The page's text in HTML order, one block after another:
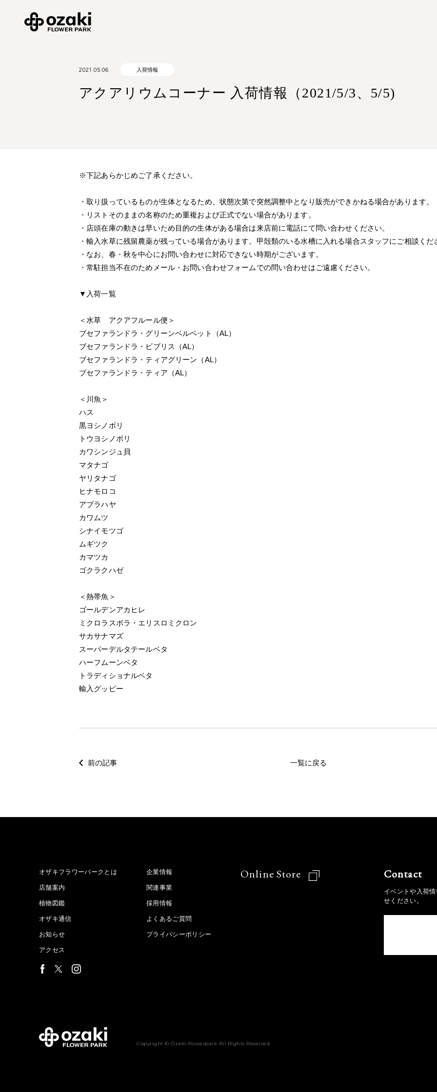
2021.05.06 入荷情報
アクアリウムコーナー 入荷情報（2021/5/3、5/5)
※下記あらかじめご了承ください。
・取り扱っているものが生体となるため、状態次第で突然調整中となり販売ができかねる場合があります。
・リストそのままの名称のため重複および正式でない場合があります。
・店頭在庫の動きは早いため目的の生体がある場合は来店前に電話にて問い合わせください。
・輸入水草に残留農薬が残っている場合があります。甲殻類のいる水槽に入れる場合スタッフにご相談くだ
・なお、春・秋を中心にお問い合わせに対応できない時期がございます。
・常駐担当不在のためメール・お問い合わせフォームでの問い合わせはご遠慮ください。
▼入荷一覧
＜水草 アクアフルール便＞
ブセファランドラ・グリーンベルベット（AL）
ブセファランドラ・ビブリス（AL）
ブセファランドラ・ティアグリーン（AL）
ブセファランドラ・ティア（AL）
＜川魚＞
ハス
黒ヨシノボリ
トウヨシノボリ
カワシンジュ貝
マタナゴ
ヤリタナゴ
ヒナモロコ
アブラハヤ
カワムツ
シナイモツゴ
ムギツク
カマツカ
ゴクラクハゼ
＜熱帯魚＞
ゴールデンアカヒレ
ミクロラスボラ・エリスロミクロン
サカサナマズ
スーパーデルタテールベタ
ハーフムーンベタ
トラディショナルベタ
輸入グッピー
前の記事 一覧に戻る
オザキフラワーパークとは
店舗案内
植物図鑑
オザキ通信
お知らせ
アクセス
企業情報
関連事業
採用情報
よくあるご質問
プライバシーポリシー
Online Store Contact
イベントや入荷
せください。
Copyright © Ozaki-flowerpark All Rights Reserved.